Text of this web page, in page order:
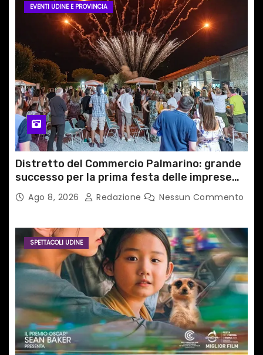
EVENTI UDINE E PROVINCIA
Distretto del Commercio Palmarino: grande
successo per la prima festa delle imprese
del territorio
Ago 8, 2026 Redazione Nessun Commento
SPETTACOLI UDINE